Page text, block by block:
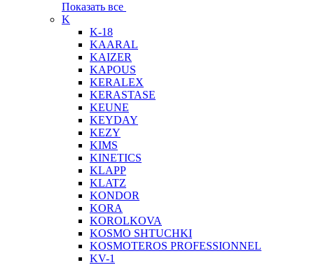
Показать все
K
K-18
KAARAL
KAIZER
KAPOUS
KERALEX
KERASTASE
KEUNE
KEYDAY
KEZY
KIMS
KINETICS
KLAPP
KLATZ
KONDOR
KORA
KOROLKOVA
KOSMO SHTUCHKI
KOSMOTEROS PROFESSIONNEL
KV-1